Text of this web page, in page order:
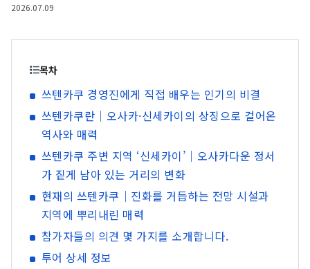
2026.07.09
목차
쓰텐카쿠 경영진에게 직접 배우는 인기의 비결
쓰텐카쿠란｜오사카·신세카이의 상징으로 걸어온
역사와 매력
쓰텐카쿠 주변 지역 ‘신세카이’｜오사카다운 정서
가 짙게 남아 있는 거리의 변화
현재의 쓰텐카쿠｜진화를 거듭하는 전망 시설과
지역에 뿌리내린 매력
참가자들의 의견 몇 가지를 소개합니다.
투어 상세 정보